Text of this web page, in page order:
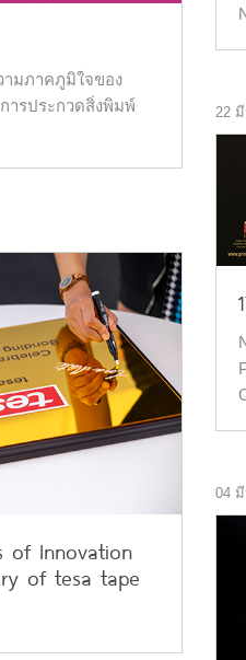
ามภาคภูมิใจของ
ารประกวดสิ่งพิมพ์
22
of Innovation
of tesa tape
04